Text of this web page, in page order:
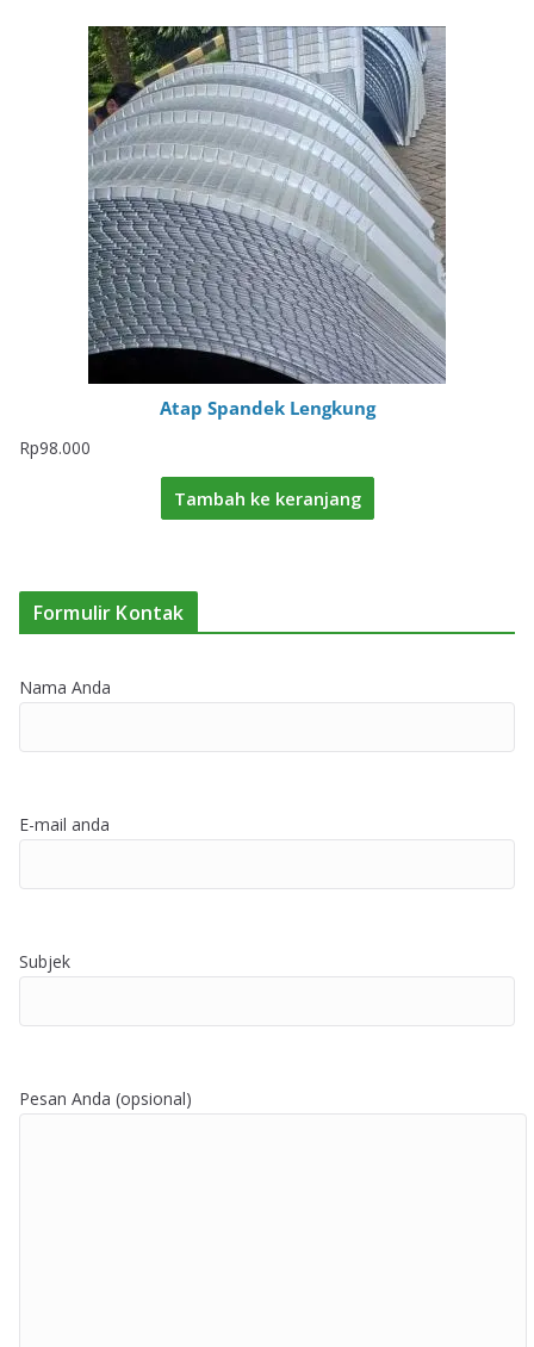
Atap Spandek Lengkung
Rp98.000
Tambah ke keranjang
Formulir Kontak
Nama Anda
E-mail anda
Subjek
Pesan Anda (opsional)